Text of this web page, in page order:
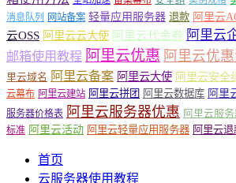
消息队列
网站备案 轻量应用服务器 退款 阿里云
云OSS 阿里云云大使 阿里云代金券 阿里云
邮箱使用教程 阿里云优惠 阿里云优
里云域名 阿里云备案 阿里云大使 阿里云安全
云幕布 阿里云建站 阿里云拼团 阿里云数据库 阿里
服务器价格表 阿里云服务器优惠 阿里云服
标准 阿里云活动 阿里云轻量应用服务器 阿里云退
首页
云服务器使用教程